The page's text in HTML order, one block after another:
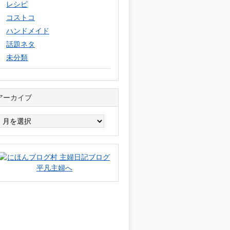
レシピ
コストコ
ハンドメイド
話題ネタ
未分類
ーカイブ